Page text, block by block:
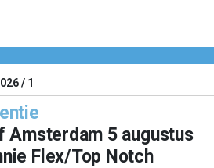
/ 1
Amsterdam 5 augustus
Flex/Top Notch